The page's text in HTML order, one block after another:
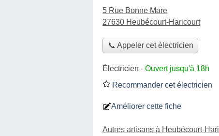
5 Rue Bonne Mare
27630 Heubécourt-Haricourt
📞 Appeler cet électricien
Électricien - Ouvert jusqu'à 18h
Recommander cet électricien
Améliorer cette fiche
Autres artisans à Heubécourt-